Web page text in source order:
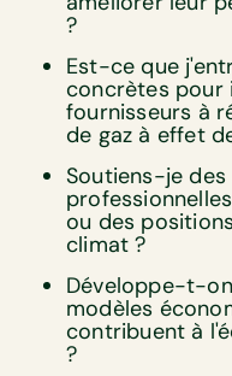
?
Est-ce que
concrètes pour
fournisseurs à
de gaz à effet
Soutiens-je
ou des
climat ?
Développe-t-
modèles
contribuent à
?